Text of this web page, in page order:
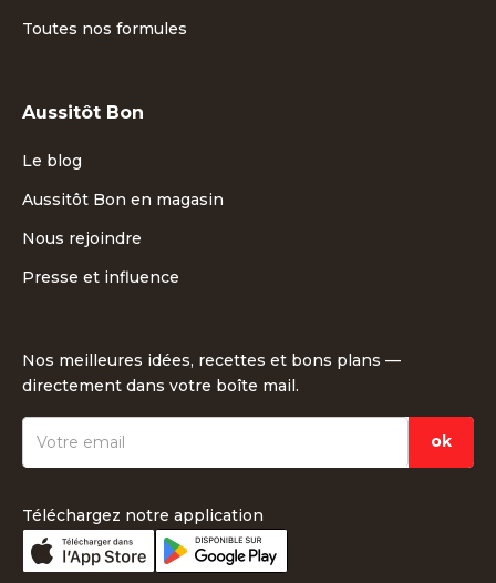
Toutes nos formules
Aussitôt Bon
Le blog
Aussitôt Bon en magasin
Nous rejoindre
Presse et influence
Nos meilleures idées, recettes et bons plans —
directement dans votre boîte mail.
Téléchargez notre application